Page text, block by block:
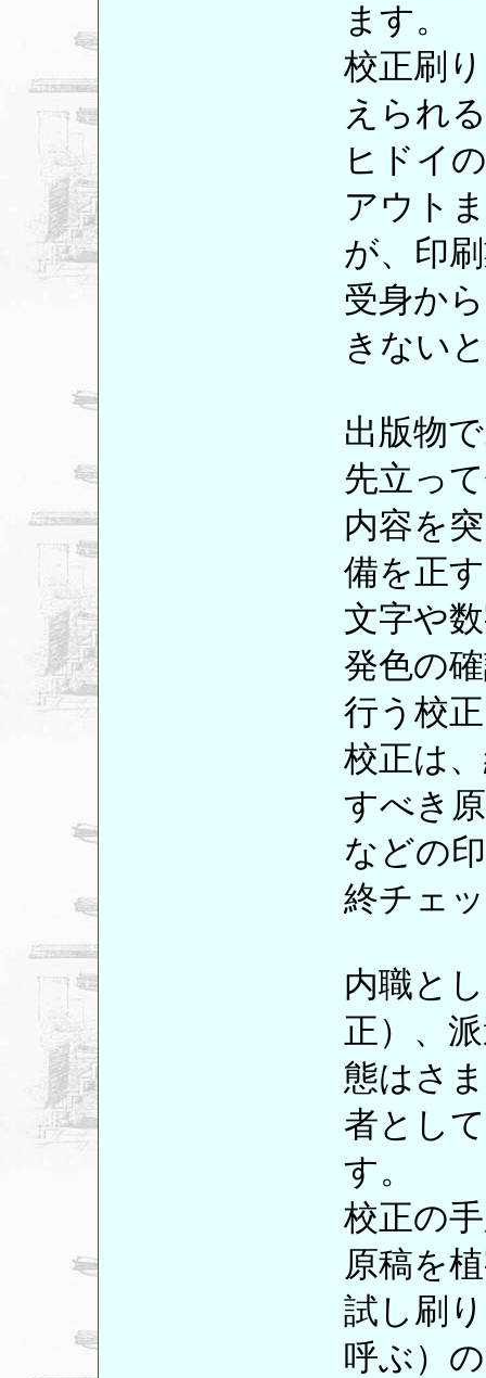
ます。
校正刷
えられ
ヒドイ
アウト
が、印
受身か
きない
出版物
先立っ
内容を
備を正
文字や
発色の
行う校
校正は
すべき
などの
終チェ
内職と
正）、
態はさ
者とし
す。
校正の
原稿を
試し刷
呼ぶ）